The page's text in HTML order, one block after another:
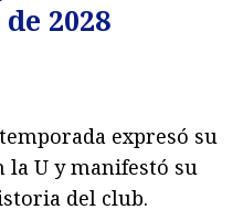
2028
expresó su
U y manifestó su
del club.